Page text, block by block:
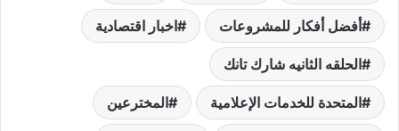
أفضل أفكار للمشروعات اخبار اقتصادية
الحلقه الثانيه شارك تانك
المتحدة للخدمات الإعلامية المخترعين